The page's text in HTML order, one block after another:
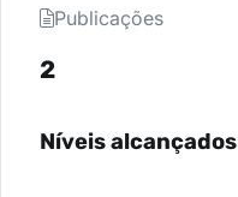
Publicações
2
Níveis alcançados